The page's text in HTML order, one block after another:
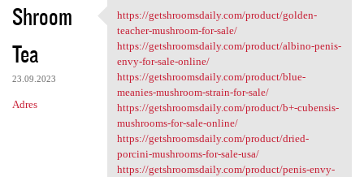
Shroom
Tea
23.09.2023
Adres
https://getshroomsdaily.com
https://getshroomsdaily.com/product/golden-
teacher-mushroom-for-sale/
https://getshroomsdaily.com/product/albino-penis-
envy-for-sale-online/
https://getshroomsdaily.com/product/blue-
meanies-mushroom-strain-for-sale/
https://getshroomsdaily.com/product/b+-cubensis-
mushrooms-for-sale-online/
https://getshroomsdaily.com/product/dried-
porcini-mushrooms-for-sale-usa/
https://getshroomsdaily.com/product/penis-envy-